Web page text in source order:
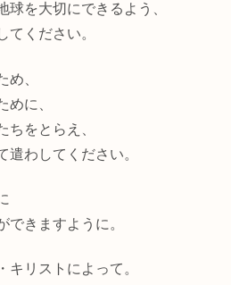
球を大切にできるよう、
てください。
め、
めに、
ちをとらえ、
遣わしてください。
できますように。
キリストによって。